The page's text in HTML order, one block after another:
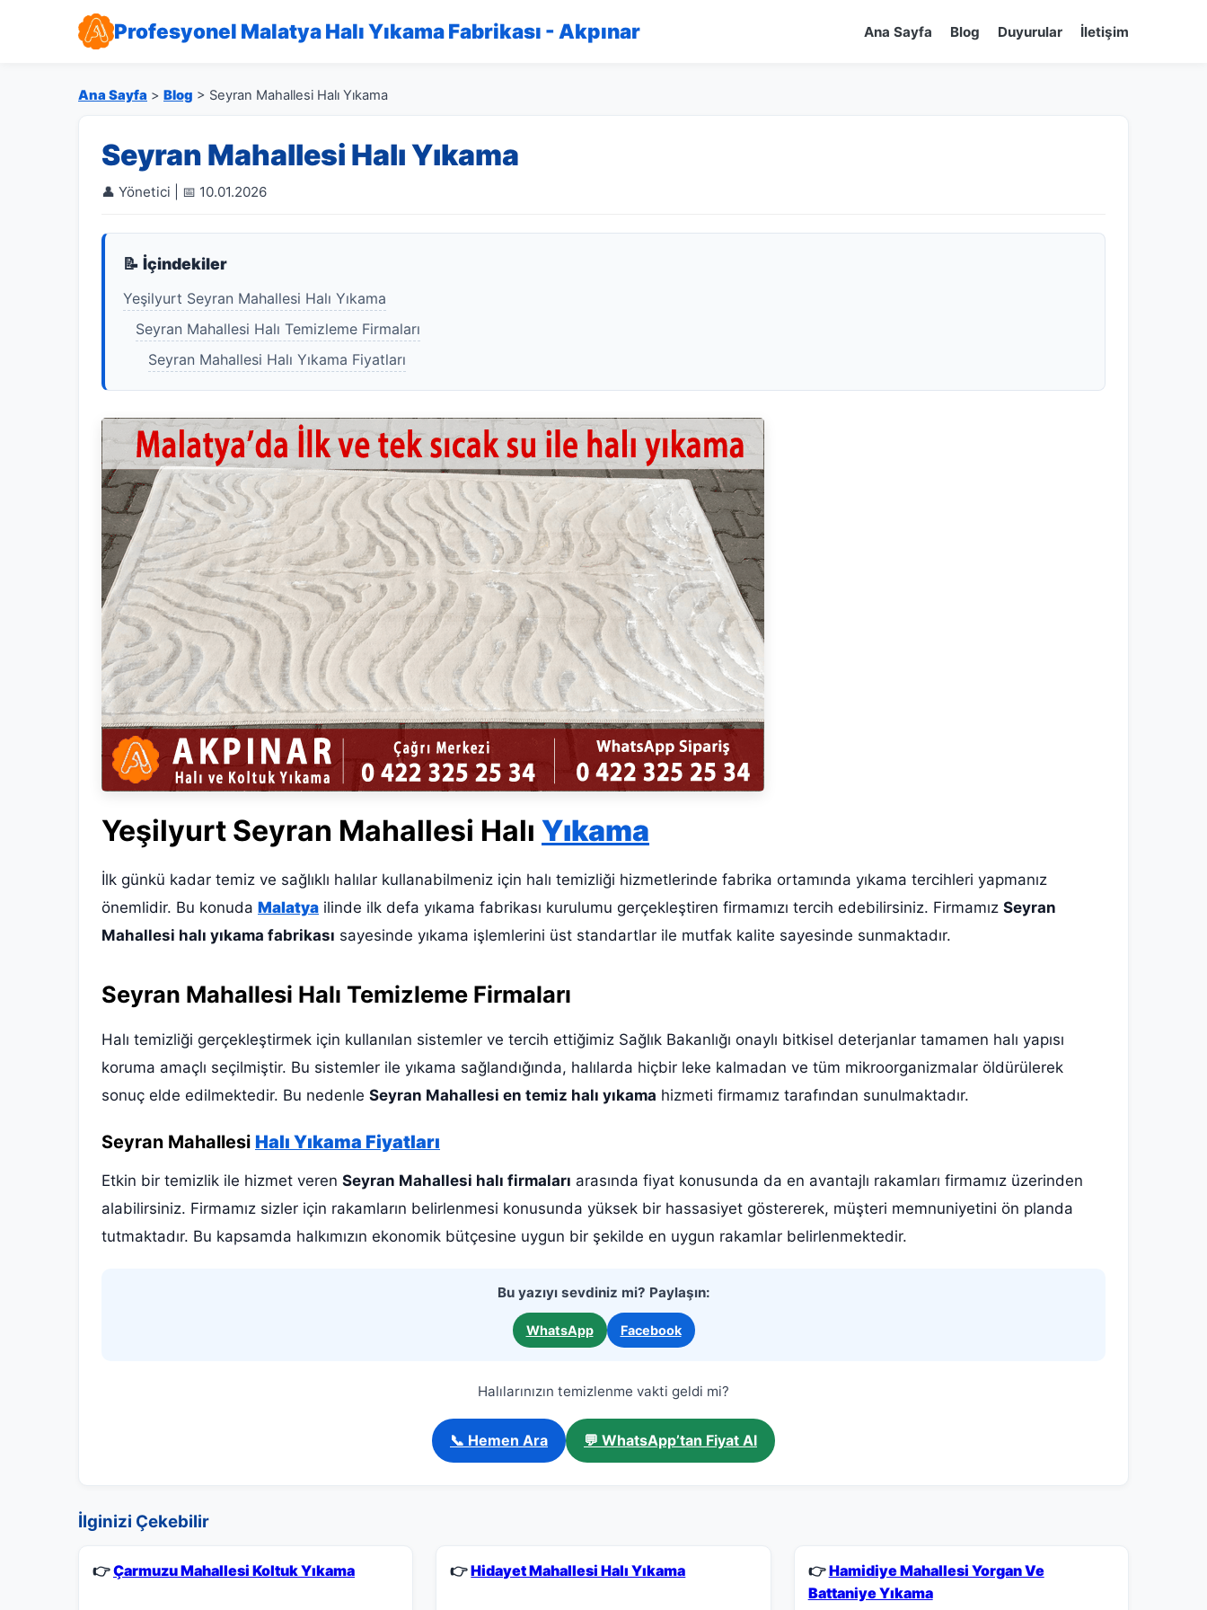
Profesyonel Malatya Halı Yıkama Fabrikası - Akpınar Ana Sayfa Blog Duyurular İletişim
Ana Sayfa > Blog > Seyran Mahallesi Halı Yıkama
Seyran Mahallesi Halı Yıkama
👤 Yönetici | 📅 10.01.2026
📝 İçindekiler
Yeşilyurt Seyran Mahallesi Halı Yıkama
Seyran Mahallesi Halı Temizleme Firmaları
Seyran Mahallesi Halı Yıkama Fiyatları
Yeşilyurt Seyran Mahallesi Halı Yıkama
İlk günkü kadar temiz ve sağlıklı halılar kullanabilmeniz için halı temizliği hizmetlerinde fabrika ortamında yıkama tercihleri yapmanız
önemlidir. Bu konuda Malatya ilinde ilk defa yıkama fabrikası kurulumu gerçekleştiren firmamızı tercih edebilirsiniz. Firmamız Seyran
Mahallesi halı yıkama fabrikası sayesinde yıkama işlemlerini üst standartlar ile mutfak kalite sayesinde sunmaktadır.
Seyran Mahallesi Halı Temizleme Firmaları
Halı temizliği gerçekleştirmek için kullanılan sistemler ve tercih ettiğimiz Sağlık Bakanlığı onaylı bitkisel deterjanlar tamamen halı yapısı
koruma amaçlı seçilmiştir. Bu sistemler ile yıkama sağlandığında, halılarda hiçbir leke kalmadan ve tüm mikroorganizmalar öldürülerek
sonuç elde edilmektedir. Bu nedenle Seyran Mahallesi en temiz halı yıkama hizmeti firmamız tarafından sunulmaktadır.
Seyran Mahallesi Halı Yıkama Fiyatları
Etkin bir temizlik ile hizmet veren Seyran Mahallesi halı firmaları arasında fiyat konusunda da en avantajlı rakamları firmamız üzerinden
alabilirsiniz. Firmamız sizler için rakamların belirlenmesi konusunda yüksek bir hassasiyet göstererek, müşteri memnuniyetini ön planda
tutmaktadır. Bu kapsamda halkımızın ekonomik bütçesine uygun bir şekilde en uygun rakamlar belirlenmektedir.
Bu yazıyı sevdiniz mi? Paylaşın:
WhatsApp Facebook
Halılarınızın temizlenme vakti geldi mi?
📞 Hemen Ara 💬 WhatsApp’tan Fiyat Al
İlginizi Çekebilir
👉Çarmuzu Mahallesi Koltuk Yıkama 👉Hidayet Mahallesi Halı Yıkama 👉Hamidiye Mahallesi Yorgan Ve
Battaniye Yıkama